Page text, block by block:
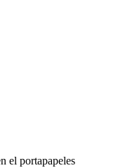
el portapapeles